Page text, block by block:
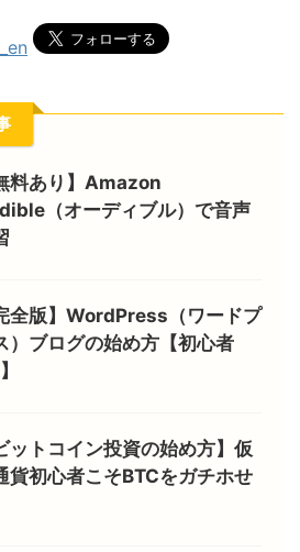
料あり】Amazon
（オーディブル）で音声
全版】WordPress（ワードプ
）ブログの始め方【初心者
ットコイン投資の始め方】仮
貨初心者こそBTCをガチホせ